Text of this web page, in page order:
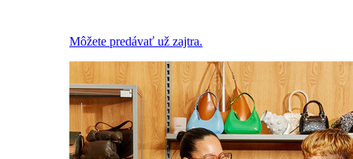
Môžete predávať už zajtra.